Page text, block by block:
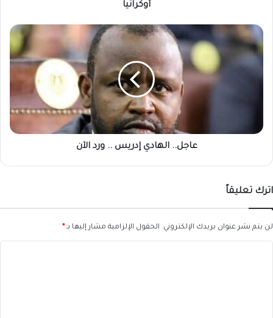
أوكرانيا
عاجل..
الهادي
إدريس
عاجل.. الهادي إدريس .. ورد الآن
اترك تعليقاً
لن يتم نشر عنوان بريدك الإلكتروني. الحقول الإلزامية مشار إليها بـ *